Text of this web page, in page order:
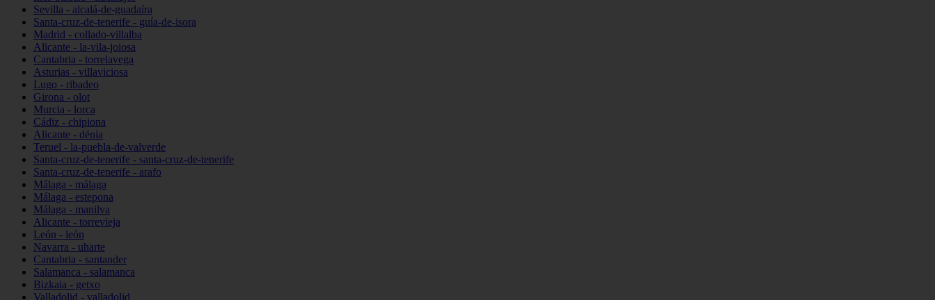
Sevilla - alcalá-de-guadaíra
Santa-cruz-de-tenerife - guía-de-isora
Madrid - collado-villalba
Alicante - la-vila-joiosa
Cantabria - torrelavega
Asturias - villaviciosa
Lugo - ribadeo
Girona - olot
Murcia - lorca
Cádiz - chipiona
Alicante - dénia
Teruel - la-puebla-de-valverde
Santa-cruz-de-tenerife - santa-cruz-de-tenerife
Santa-cruz-de-tenerife - arafo
Málaga - málaga
Málaga - estepona
Málaga - manilva
Alicante - torrevieja
León - león
Navarra - uharte
Cantabria - santander
Salamanca - salamanca
Bizkaia - getxo
Valladolid - valladolid